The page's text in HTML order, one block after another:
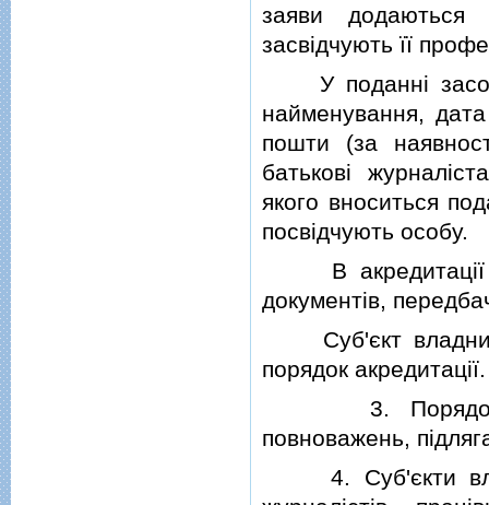
заяви
засвiдчують її
У поданнi засобу
найменування,
пошти (за
батьковi
якого вноситься
посвiдчують особу.
В акредитацiї
документiв,
Суб'єкт владних
порядок акредитацiї.
3. Порядок
повноважень,
4. Суб'єкти